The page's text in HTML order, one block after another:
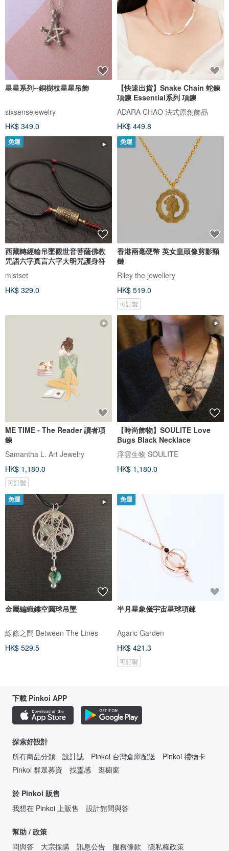
星星系列--銅樹枝星星吊飾
sixsensejewelry
HK$ 349.0
【快速出貨】Snake Chain 蛇鍊
項鍊 Essential系列 項鍊
ADARA CHAO 法式原創飾品
HK$ 449.8
免運
西藏轉經輪吊墜觀世音菩薩佛教
咒語六字真言六字大明咒護身符
mistset
HK$ 329.0
免運
香港兩毫硬幣 英女皇頭像剪影頸
鏈
Riley the jewellery
HK$ 519.0
可訂製
ME TIME - The Reader 讀者項
鍊
Samantha L. Art Jewelry
HK$ 1,180.0
可訂製
【時尚飾物】SOULITE Love
Bugs Black Necklace
浮雲生物 SOULITE
HK$ 1,180.0
免運
金屬編織鏤空圓球吊墜
線條之間 Between The Lines
HK$ 529.5
免運
半月星象儀宇宙星球項鍊
Agaric Garden
HK$ 421.3
可訂製
下載 Pinkoi APP
探索好設計
所有商品分類
設計誌 Pinkoi 台灣倉庫配送
Pinkoi 禮物卡
Pinkoi 群眾募資
找靈感 逛櫥窗
於 Pinkoi 販售
我想在 Pinkoi 上販售
設計館問與答
幫助 / 政策
問與答
大宗採購 訊息公告 服務條款 隱私權政策